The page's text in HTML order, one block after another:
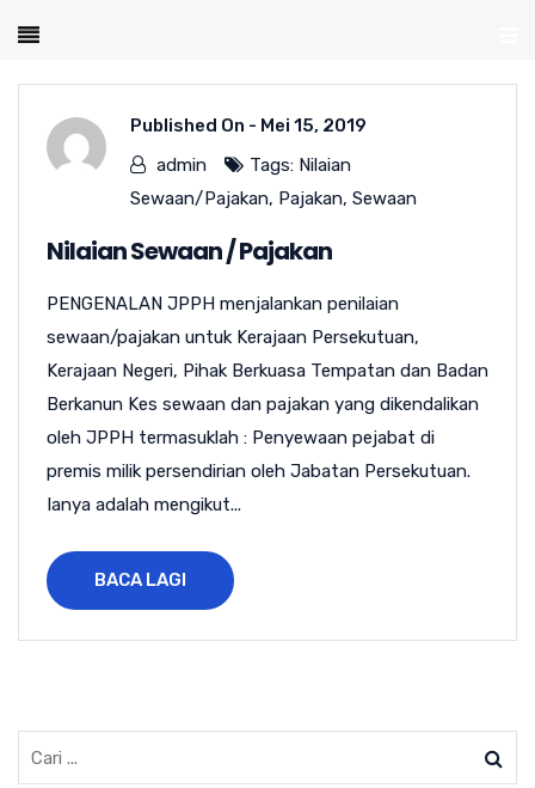
Published On - Mei 15, 2019
admin
Tags: Nilaian
Sewaan/Pajakan, Pajakan, Sewaan
Nilaian Sewaan / Pajakan
PENGENALAN JPPH menjalankan penilaian
sewaan/pajakan untuk Kerajaan Persekutuan,
Kerajaan Negeri, Pihak Berkuasa Tempatan dan Badan
Berkanun Kes sewaan dan pajakan yang dikendalikan
oleh JPPH termasuklah : Penyewaan pejabat di
premis milik persendirian oleh Jabatan Persekutuan.
Ianya adalah mengikut...
BACA LAGI